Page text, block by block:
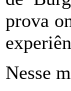
prova
Nesse